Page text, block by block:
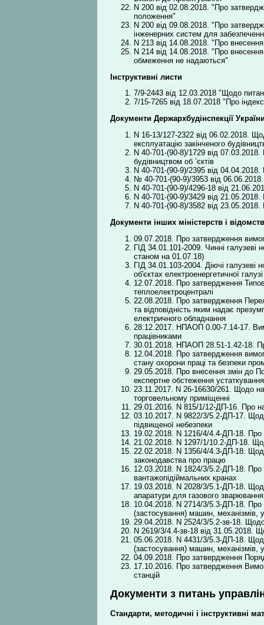
N 200 від 02.08.2018. "Про
положення"
N 200 від 09.08.2018. "Про
інженерних систем для
N 213 від 14.08.2018. "Про
N 214 від 14.08.2018. "Про внесення
обмеження не надаються"
Інструктивні листи
7/9-2443 від 12.03.2018 "Щодо
7/15-7265 від 18.07.2018 "Про
Документи Держархбудінспекції
N 16-13/127-2322 від 06.02.2018.
експлуатацію закінченого
N 40-701-(90-8)/1729 від
будівництвом об ’єктів
N 40-701-(90-9)/2395 від
№ 40-701-(90-9)/3953 від
N 40-701-(90-9)/4296-18 від
N 40-701-(90-9)/3429 від
N 40-701-(90-8)/3582 від
Документи інших міністерств і відомств
09.07.2018. Про затвердження
ГІД 34.01.101-2009. Чинні галузеві
станом на 01.07.18)
ГІД 34.01.103-2004. Діючі галузеві
об'єктах електроенергетичної
12.07.2018. Про затвердження
теплоелектроцентралі
22.08.2018. Про затвердження
та відповідність яким надає
електричного обладнання
28.12.2017. НПАОП 0.00-7.14-17.
працівниками
30.01.2018. НПАОП 28.51-1.42-18.
12.04.2018. Про затвердження
стану охорони праці та безпеки
29.05.2018. Про внесення змін до
експертне обстеження
23.11.2017. N 26-16630/261. Щодо
торговельному приміщенні
29.01.2016. N 815/1/12-ДП-16. Про
03.10.2017. N 9822/3/5.2-ДП-17.
підвищеної небезпеки
19.02.2018. N 1216/4/4.4-ДП-18. Про
21.02.2018. N 1297/1/10.2-ДП-18.
22.02.2018. N 1356/4/4.3-ДП-18.
законодавства про працю
12.03.2018. N 1824/3/5.2-ДП-18. Про
вантажопідіймальних кранах
19.03.2018. N 2028/3/5.1-ДП-18.
апаратури для газового
10.04.2018. N 2714/3/5.3-ДП-18. Про
(застосування) машин, механізмів,
29.04.2018. N 2524/3/5.2-зв-18. Щодо
N 2619/3/4.4-зв-18 від 31.05.2018.
05.06.2018. N 4431/3/5.3-ДП-18.
(застосування) машин, механізмів,
04.09.2018. Про затвердження
17.10.2016. Про затвердження
станцій
Документи з питань
Стандарти, методичні і інструктивні